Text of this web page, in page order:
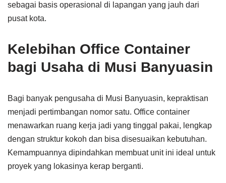
sebagai basis operasional di lapangan yang jauh dari
pusat kota.
Kelebihan Office Container
bagi Usaha di Musi Banyuasin
Bagi banyak pengusaha di Musi Banyuasin, kepraktisan
menjadi pertimbangan nomor satu. Office container
menawarkan ruang kerja jadi yang tinggal pakai, lengkap
dengan struktur kokoh dan bisa disesuaikan kebutuhan.
Kemampuannya dipindahkan membuat unit ini ideal untuk
proyek yang lokasinya kerap berganti.